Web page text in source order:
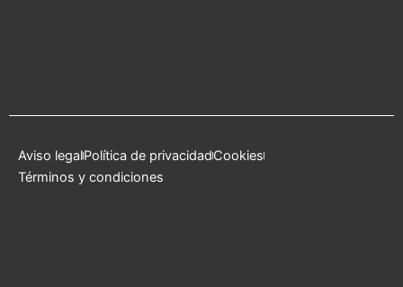
Aviso legalPolítica de privacidadCookies
Términos y condiciones